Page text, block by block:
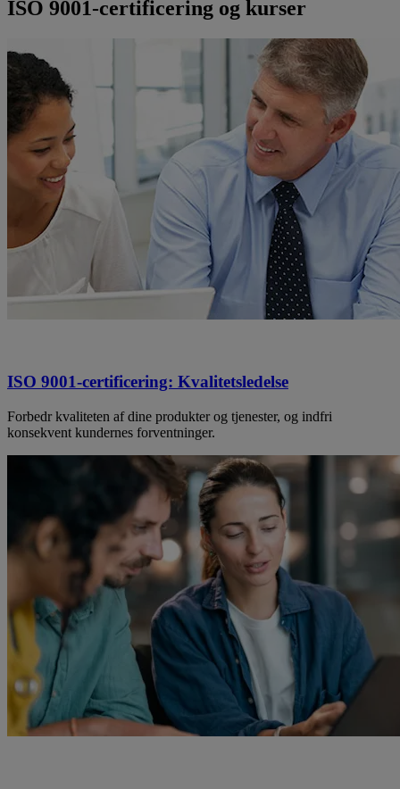
ISO 9001-certificering og kurser
ISO 9001-certificering: Kvalitetsledelse
Forbedr kvaliteten af dine produkter og tjenester, og indfri
konsekvent kundernes forventninger.